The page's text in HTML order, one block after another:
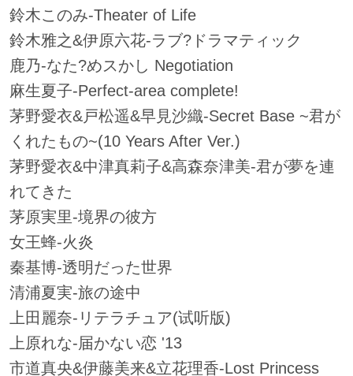
鈴木このみ-Theater of Life
鈴木雅之&伊原六花-ラブ?ドラマティック
鹿乃-なた?めスかし Negotiation
麻生夏子-Perfect-area complete!
茅野愛衣&戸松遥&早見沙織-Secret Base ~君が
くれたもの~(10 Years After Ver.)
茅野愛衣&中津真莉子&高森奈津美-君が夢を連
れてきた
茅原実里-境界の彼方
女王蜂-火炎
秦基博-透明だった世界
清浦夏実-旅の途中
上田麗奈-リテラチュア(试听版)
上原れな-届かない恋 '13
市道真央&伊藤美来&立花理香-Lost Princess